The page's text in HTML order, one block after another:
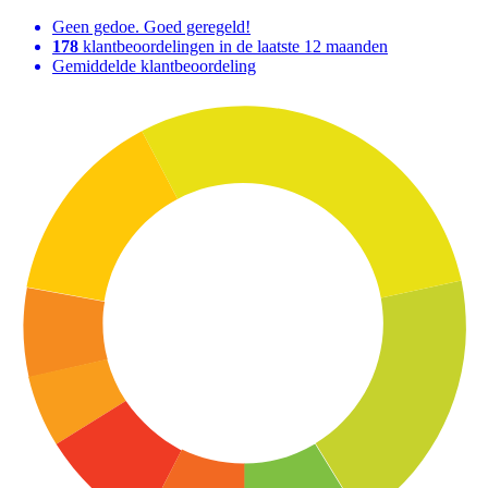
Geen gedoe. Goed geregeld!
178 klantbeoordelingen in de laatste 12 maanden
Gemiddelde klantbeoordeling